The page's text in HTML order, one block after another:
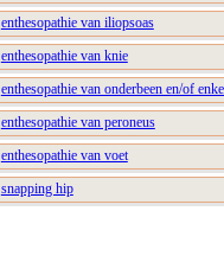
enthesopathie van iliopsoas
enthesopathie van knie
enthesopathie van onderbeen en/of
enthesopathie van peroneus
enthesopathie van voet
snapping hip